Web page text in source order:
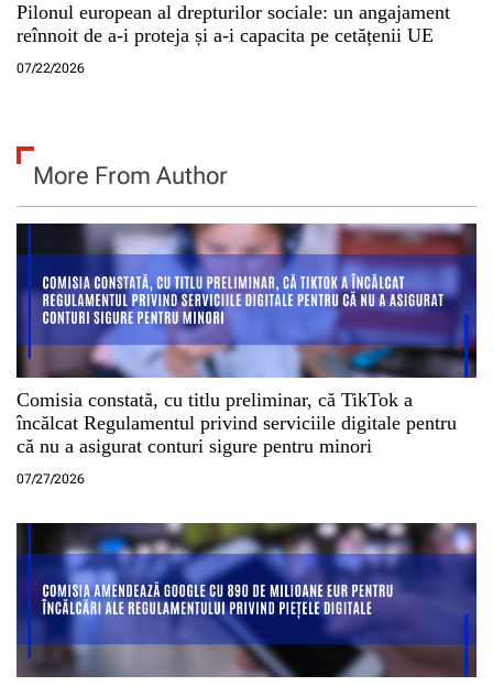
Pilonul european al drepturilor sociale: un angajament
reînnoit de a-i proteja și a-i capacita pe cetățenii UE
07/22/2026
More From Author
Comisia constată, cu titlu preliminar, că TikTok a
încălcat Regulamentul privind serviciile digitale pentru
că nu a asigurat conturi sigure pentru minori
07/27/2026